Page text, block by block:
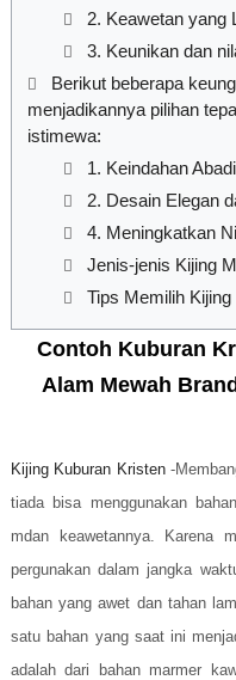
2. Keawetan yang
3. Keunikan dan
Berikut beberapa
menjadikannya pilihan
istimewa:
1. Keindahan
2. Desain Elegan
4. Meningkatkan
Jenis-jenis Kijing
Tips Memilih
Contoh Kuburan
Alam Mewah
Kijing Kuburan Kristen-
tiada bisa menggunakan
mdan keawetannya. Karena
pergunakan dalam jangka
bahan yang awet dan tahan
satu bahan yang saat ini
adalah dari bahan marmer